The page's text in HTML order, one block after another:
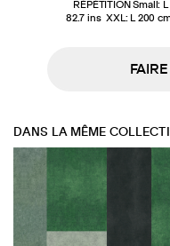
RÉPÉTITION Small:
82.7 insXXL: L 200
DANS LA MÊME